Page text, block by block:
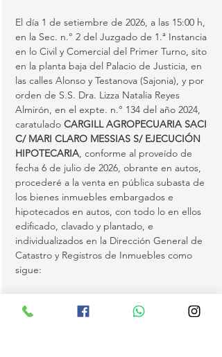
El día 1 de setiembre de 2026, a las 15:00 h,
en la Sec. n.° 2 del Juzgado de 1.ª Instancia
en lo Civil y Comercial del Primer Turno, sito
en la planta baja del Palacio de Justicia, en
las calles Alonso y Testanova (Sajonia), y por
orden de S.S. Dra. Lizza Natalia Reyes
Almirón, en el expte. n.° 134 del año 2024,
caratulado CARGILL AGROPECUARIA SACI
C/ MARI CLARO MESSIAS S/ EJECUCIÓN
HIPOTECARIA, conforme al proveído de
fecha 6 de julio de 2026, obrante en autos,
procederé a la venta en pública subasta de
los bienes inmuebles embargados e
hipotecados en autos, con todo lo en ellos
edificado, clavado y plantado, e
individualizados en la Dirección General de
Catastro y Registros de Inmuebles como
sigue:
Katueté, con Padrón n.° 2633, inscripta a